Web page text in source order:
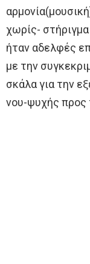
χωρίς-
ήταν αδελφές
με την
σκάλα για την
νου-ψυχής προς